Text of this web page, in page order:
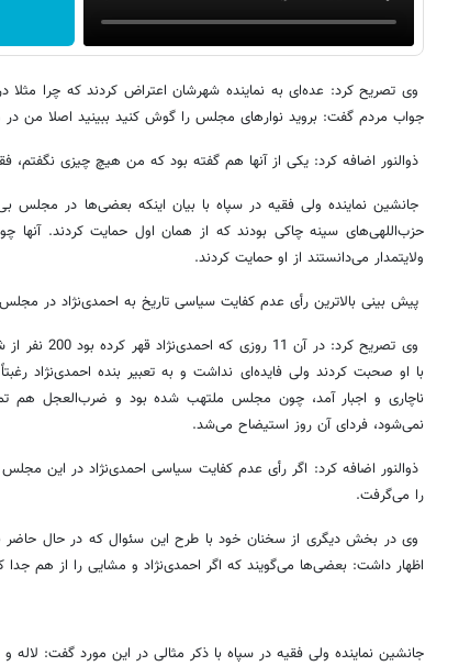
وی تصریح کرد: عده‌ای به نماینده شهرشان اعتراض کردند که چرا
جواب مردم گفت: بروید نوارهای مجلس را گوش کنید ببینید اصلا من
ذوالنور اضافه کرد: یکی از آنها هم گفته بود که من هیچ چیزی نگفتم،
جانشین نماینده ولی فقیه در سپاه با بیان اینکه بعضی‌ها در
حزب‌اللهی‌های سینه چاکی بودند که از همان اول حمایت کردند.
ولایتمدار می‌دانستند از او حمایت کردند.
پیش بینی بالاترین رأی عدم کفایت سیاسی تاریخ به احمدی‌نژاد در
وی تصریح
با او صحبت کردند ولی فایده‌ای نداشت و به تعبیر بنده احمدی‌نژاد
ناچاری و اجبار آمد، چون مجلس ملتهب شده بود و ضرب‌العجل هم
نمی‌شود، فردای آن روز استیضاح می‌شد.
ذوالنور اضافه کرد: اگر رأی عدم کفایت سیاسی احمدی‌نژاد در این
را می‌گرفت.
وی در بخش دیگری از سخنان خود با طرح این سئوال که در حال حاضر
اظهار داشت: بعضی‌ها می‌گویند که اگر احمدی‌نژاد و مشایی را از هم
جانشین نماینده ولی فقیه در سپاه با ذکر مثالی در این مورد گفت: